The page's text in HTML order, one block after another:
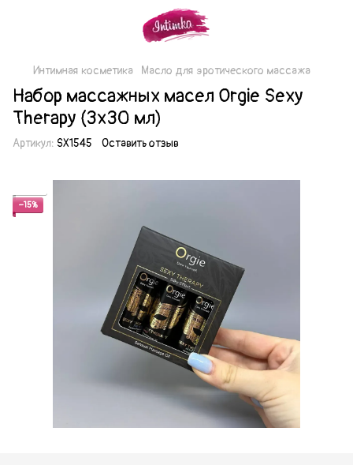
Интимная косметика Масло для эротического массажа
Набор массажных масел Orgie Sexy
Therapy (3х30 мл)
Артикул: SX1545 Оставить отзыв
−15%